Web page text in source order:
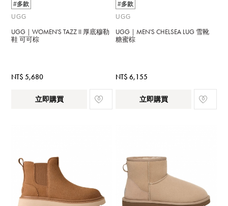
#多款
UGG
UGG｜WOMEN'S TAZZ II 厚底穆勒
鞋 可可棕
NT$ 5,680
立即購買
#多款
UGG
UGG｜MEN'S CHELSEA LUG 雪靴
糖蜜棕
NT$ 6,155
立即購買